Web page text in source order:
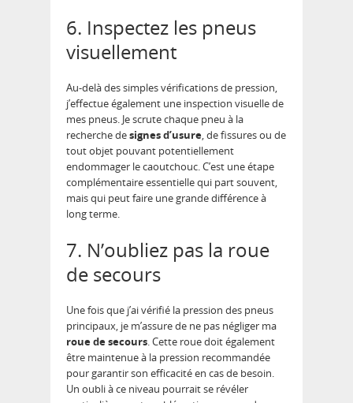
6. Inspectez les pneus
visuellement
Au-delà des simples vérifications de pression,
j’effectue également une inspection visuelle de
mes pneus. Je scrute chaque pneu à la
recherche designes d’usure, de fissures ou de
tout objet pouvant potentiellement
endommager le caoutchouc. C’est une étape
complémentaire essentielle qui part souvent,
mais qui peut faire une grande différence à
long terme.
7. N’oubliez pas la roue
de secours
Une fois que j’ai vérifié la pression des pneus
principaux, je m’assure de ne pas négliger ma
roue de secours. Cette roue doit également
être maintenue à la pression recommandée
pour garantir son efficacité en cas de besoin.
Un oubli à ce niveau pourrait se révéler